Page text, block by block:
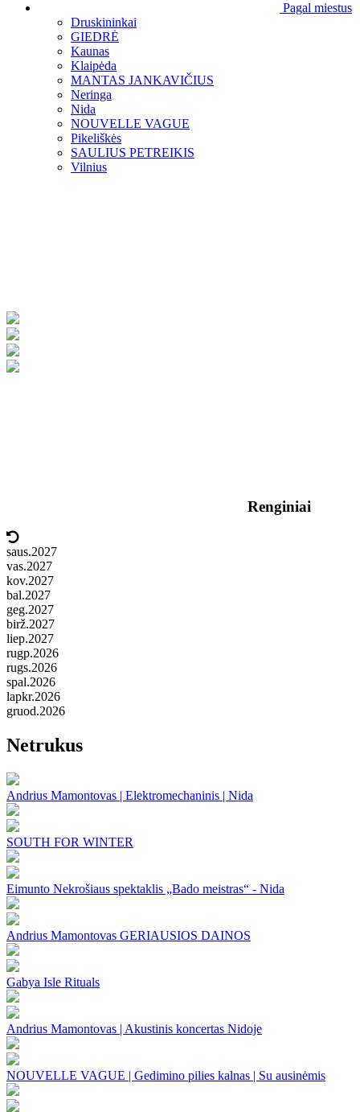
Pagal miestus
Druskininkai
GIEDRĖ
Kaunas
Klaipėda
MANTAS JANKAVIČIUS
Neringa
Nida
NOUVELLE VAGUE
Pikeliškės
SAULIUS PETREIKIS
Vilnius
Renginiai
saus.2027
vas.2027
kov.2027
bal.2027
geg.2027
birž.2027
liep.2027
rugp.2026
rugs.2026
spal.2026
lapkr.2026
gruod.2026
Netrukus
Andrius Mamontovas | Elektromechaninis | Nida
SOUTH FOR WINTER
Eimunto Nekrošiaus spektaklis „Bado meistras“ - Nida
Andrius Mamontovas GERIAUSIOS DAINOS
Gabya Isle Rituals
Andrius Mamontovas | Akustinis koncertas Nidoje
NOUVELLE VAGUE | Gedimino pilies kalnas | Su ausinėmis